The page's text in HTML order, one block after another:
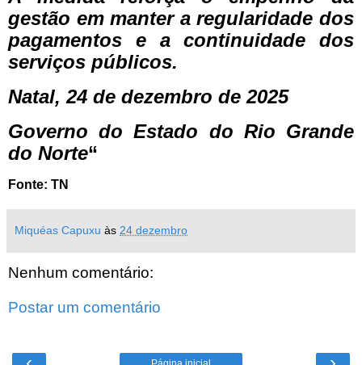
gestão em manter a regularidade dos
pagamentos e a continuidade dos
serviços públicos.
Natal, 24 de dezembro de 2025
Governo do Estado do Rio Grande
do Norte“
Fonte: TN
Miquéas Capuxu às 24 dezembro
Nenhum comentário:
Postar um comentário